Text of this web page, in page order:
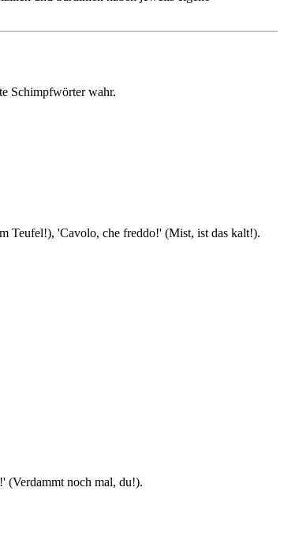
Schimpfwörter wahr.
Teufel!), 'Cavolo, che freddo!' (Mist, ist das kalt!).
(Verdammt noch mal, du!).